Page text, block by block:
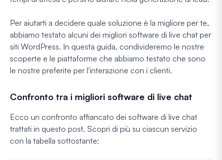
Per aiutarti a decidere quale soluzione è la migliore per te,
abbiamo testato alcuni dei migliori software di live chat per
siti WordPress. In questa guida, condivideremo le nostre
scoperte e le piattaforme che abbiamo testato che sono
le nostre preferite per l'interazione con i clienti.
Confronto tra i migliori software di live chat
Ecco un confronto affiancato dei software di live chat
trattati in questo post. Scopri di più su ciascun servizio
con la tabella sottostante: